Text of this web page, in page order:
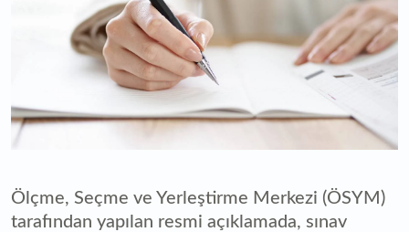
Ölçme, Seçme ve Yerleştirme Merkezi (ÖSYM)
tarafından yapılan resmi açıklamada, sınav